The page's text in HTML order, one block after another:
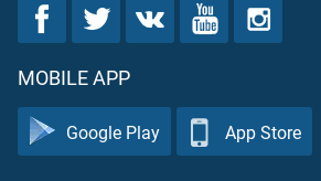
MOBILE APP
Google Play App Store